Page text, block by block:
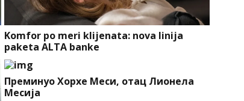
Komfor po meri klijenata: nova linija
paketa ALTA banke
Преминуо Хорхе Меси, отац Лионела
Месија